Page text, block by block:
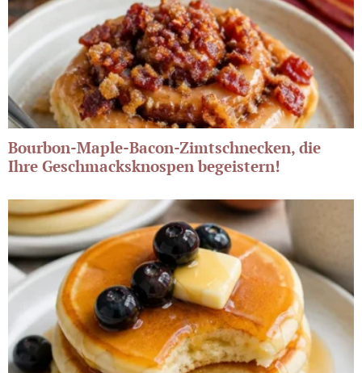
Bourbon-Maple-Bacon-Zimtschnecken, die
Ihre Geschmacksknospen begeistern!